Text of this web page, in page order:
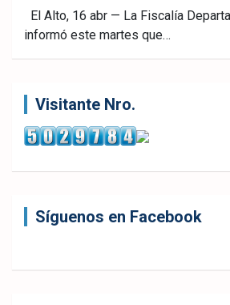
Fac
ebo
Twitt
er
What
sAp
El Alto, 16 abr — La Fiscalía
informó este martes que…
Visitante Nro.
Síguenos en Facebook